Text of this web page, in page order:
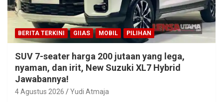
BERITA TERKINI GIIAS MOBIL PILIHAN
SUV 7-seater harga 200 jutaan yang lega,
nyaman, dan irit, New Suzuki XL7 Hybrid
Jawabannya!
4 Agustus 2026 Yudi Atmaja